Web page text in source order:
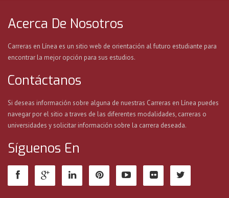
Acerca De Nosotros
Carreras en Línea es un sitio web de orientación al futuro estudiante para
encontrar la mejor opción para sus estudios.
Contáctanos
Si deseas información sobre alguna de nuestras Carreras en Línea puedes
navegar por el sitio a traves de las diferentes modalidades, carreras o
universidades y solicitar información sobre la carrera deseada.
Síguenos En